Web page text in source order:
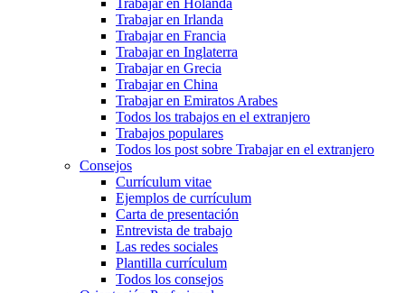
Trabajar en Holanda
Trabajar en Irlanda
Trabajar en Francia
Trabajar en Inglaterra
Trabajar en Grecia
Trabajar en China
Trabajar en Emiratos Arabes
Todos los trabajos en el extranjero
Trabajos populares
Todos los post sobre Trabajar en el extranjero
Consejos
Currículum vitae
Ejemplos de currículum
Carta de presentación
Entrevista de trabajo
Las redes sociales
Plantilla currículum
Todos los consejos